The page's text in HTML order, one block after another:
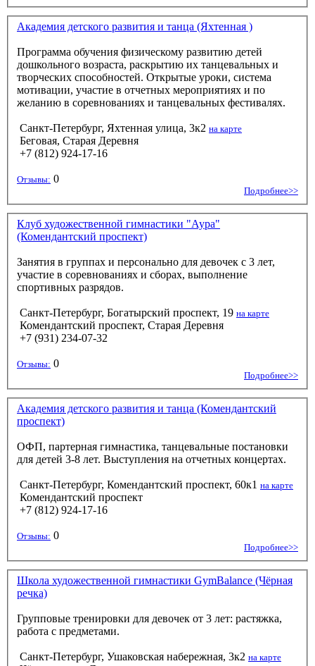
Академия детского развития и танца (Яхтенная )
Программа обучения физическому развитию детей
дошкольного возраста, раскрытию их танцевальных и
творческих способностей. Открытые уроки, система
мотивации, участие в отчетных мероприятиях и по
желанию в соревнованиях и танцевальных фестивалях.
Санкт-Петербург, Яхтенная улица, 3к2 на карте
Беговая, Старая Деревня
+7 (812) 924-17-16
Отзывы: 0
Подробнее>>
Клуб художественной гимнастики "Аура"
(Комендантский проспект)
Занятия в группах и персонально для девочек с 3 лет,
участие в соревнованиях и сборах, выполнение
спортивных разрядов.
Санкт-Петербург, Богатырский проспект, 19 на карте
Комендантский проспект, Старая Деревня
+7 (931) 234-07-32
Отзывы: 0
Подробнее>>
Академия детского развития и танца (Комендантский
проспект)
ОФП, партерная гимнастика, танцевальные постановки
для детей 3-8 лет. Выступления на отчетных концертах.
Санкт-Петербург, Комендантский проспект, 60к1 на карте
Комендантский проспект
+7 (812) 924-17-16
Отзывы: 0
Подробнее>>
Школа художественной гимнастики GymBalance (Чёрная
речка)
Групповые тренировки для девочек от 3 лет: растяжка,
работа с предметами.
Санкт-Петербург, Ушаковская набережная, 3к2 на карте